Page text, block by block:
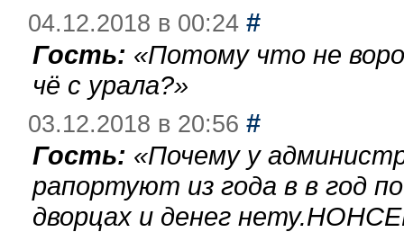
04.12.2018 в 00:24 #
Гость: «Потому что не
чё с урала?»
03.12.2018 в 20:56 #
Гость: «Почему у
рапортуют из года в в год
дворцах и денег